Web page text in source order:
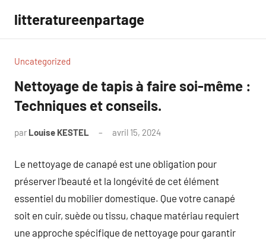
contenu
litteratureenpartage
Uncategorized
Nettoyage de tapis à faire soi-même :
Techniques et conseils.
par Louise KESTEL avril 15, 2024
Le nettoyage de canapé est une obligation pour
préserver l’beauté et la longévité de cet élément
essentiel du mobilier domestique. Que votre canapé
soit en cuir, suède ou tissu, chaque matériau requiert
une approche spécifique de nettoyage pour garantir